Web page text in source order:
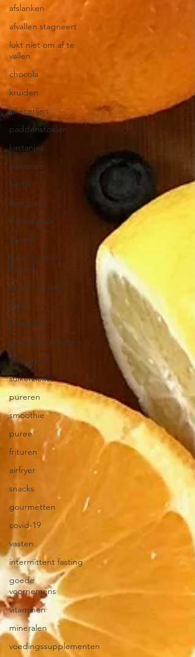
afslanken
afvallen stagneert
lukt niet om af te
vallen
chocola
kruiden
specerijen
paddenstoelen
kastanjes
walnoten
herfst
overgang
menopauze
kaneel
geneeskracht
kaneel
kaneel gezond
dieet
pompoen
gezonde recepten
diabetes 2
suikerziekte
pureren
smoothie
puree
frituren
airfryer
snacks
gourmetten
covid-19
vasten
intermittent fasting
goede
voornemens
vitaminen
mineralen
voedingssupplementen